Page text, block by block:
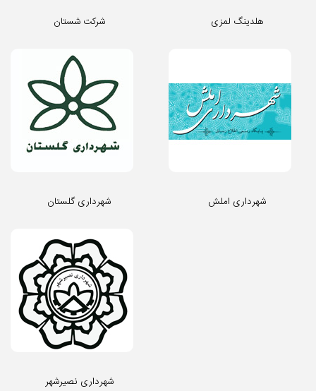
شرکت شستان هلدینگ لمزی
شهرداری گلستان شهرداری املش
شهرداری نصیرشهر